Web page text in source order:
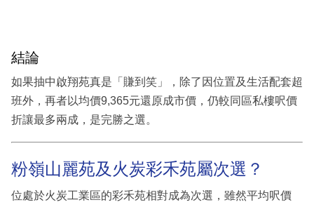
結論
如果抽中啟翔苑真是「賺到笑」，除了因位置及生活配套超
班外，再者以均價9,365元還原成市價，仍較同區私樓呎價
折讓最多兩成，是完勝之選。
粉嶺山麗苑及火炭彩禾苑屬次選？
位處於火炭工業區的彩禾苑相對成為次選，雖然平均呎價